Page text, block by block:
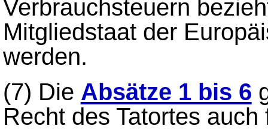
Verbrauchsteuern
Mitgliedstaat der
werden.
(7) Die Absätze 1 bis 6
Recht des Tatortes